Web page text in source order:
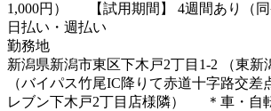
1,000円） 【試用期間】 4週間あり（同
日払い・週払い
勤務地
新潟県新潟市東区下木戸2丁目1-2 （東新
（バイパス竹尾IC降りて赤道十字路交差
レブン下木戸2丁目店様隣） ＊車・自